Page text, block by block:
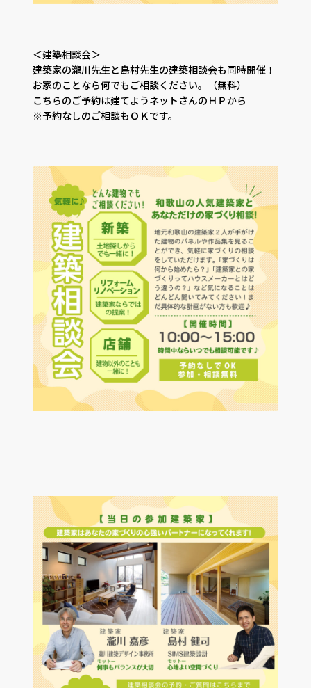
＜建築相談会＞
建築家の瀧川先生と島村先生の建築相談会も同時開催！
お家のことなら何でもご相談ください。（無料）
こちらのご予約は建てようネットさんのＨＰから
※予約なしのご相談もＯＫです。